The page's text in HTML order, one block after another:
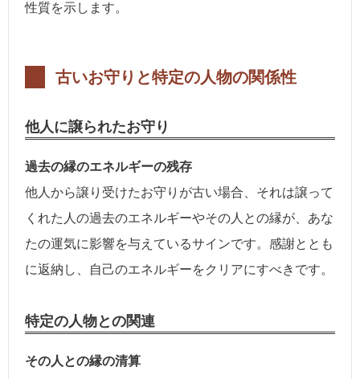
性質を示します。
古いお守りと特定の人物の関係性
他人に譲られたお守り
過去の縁のエネルギーの残存
他人から譲り受けたお守りが古い場合、それは譲って
くれた人の過去のエネルギーやその人との縁が、あな
たの運気に影響を与えているサインです。感謝ととも
に返納し、自己のエネルギーをクリアにすべきです。
特定の人物との関連
その人との縁の清算